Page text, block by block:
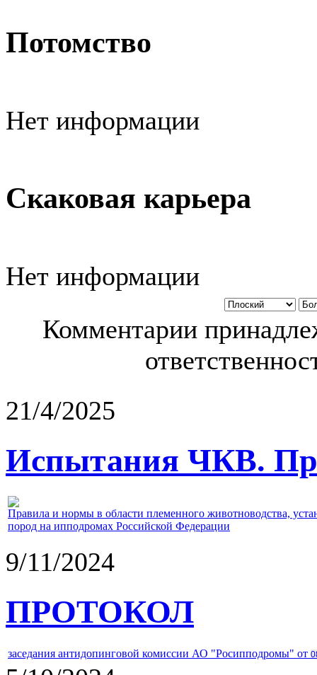
Потомство
Нет информации
Скаковая карьера
Нет информации
Комментарии
21/4/2025
Испытания ЧКВ.
Правила и нормы в области племенного животноводства,
пород на ипподромах Российской Федерации
9/11/2024
ПРОТОКОЛ
заседания антидопинговой комиссии АО "Росипподромы" от